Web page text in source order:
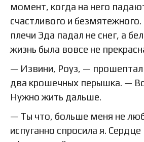
момент, когда на него
счастливого и
плечи Эда падал не снег, а
жизнь была вовсе не
— Извини, Роуз, —
два крошечных перышка. —
Нужно жить дальше.
— Ты что, больше меня не
испуганно спросила я.